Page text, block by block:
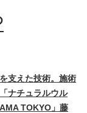
支えた技術。施術
ナチュラルウル
TOKYO」藤